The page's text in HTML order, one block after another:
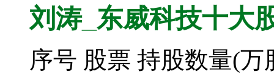
刘涛_东威科技十大
序号 股票 持股数量(